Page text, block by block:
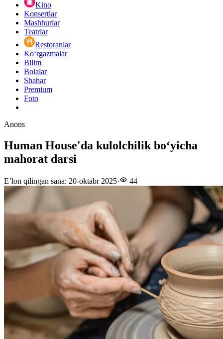
Kino
Konsertlar
Mashhurlar
Teatrlar
Restoranlar
Ko‘rgazmalar
Bilim
Bolalar
Shahar
Premium
Foto
Anons
Human House'da kulolchilik boʻyicha
mahorat darsi
E’lon qilingan sana: 20-oktabr 2025· 44